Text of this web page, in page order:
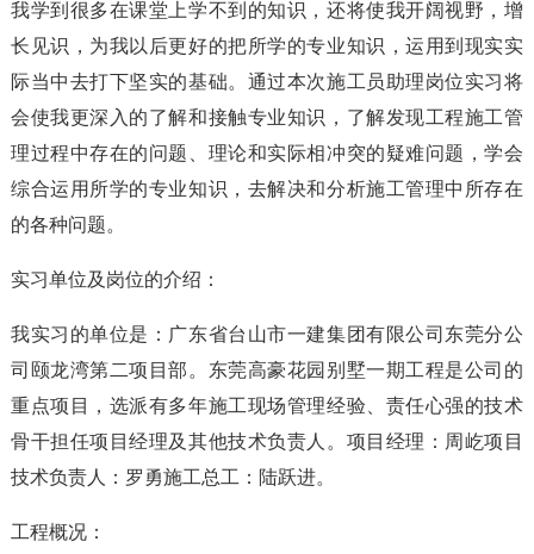
我学到很多在课堂上学不到的知识，还将使我开阔视野，增
长见识，为我以后更好的把所学的专业知识，运用到现实实
际当中去打下坚实的基础。通过本次施工员助理岗位实习将
会使我更深入的了解和接触专业知识，了解发现工程施工管
理过程中存在的问题、理论和实际相冲突的疑难问题，学会
综合运用所学的专业知识，去解决和分析施工管理中所存在
的各种问题。
实习单位及岗位的介绍：
我实习的单位是：广东省台山市一建集团有限公司东莞分公
司颐龙湾第二项目部。东莞高豪花园别墅一期工程是公司的
重点项目，选派有多年施工现场管理经验、责任心强的技术
骨干担任项目经理及其他技术负责人。项目经理：周屹项目
技术负责人：罗勇施工总工：陆跃进。
工程概况：